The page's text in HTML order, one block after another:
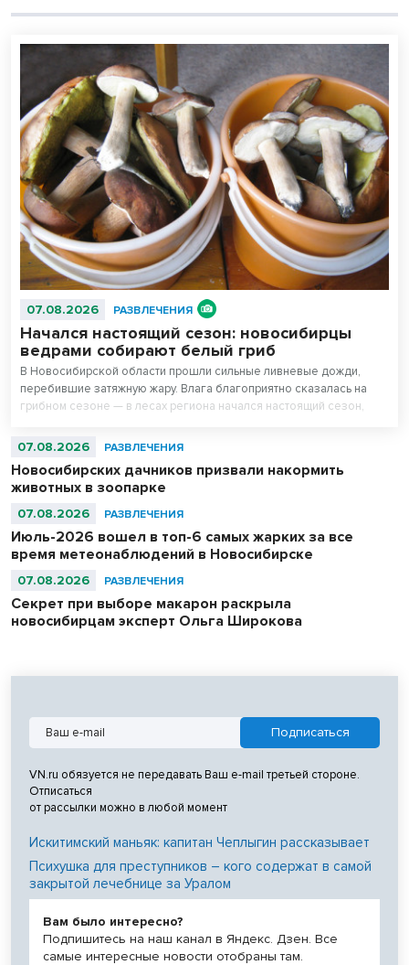
07.08.2026 РАЗВЛЕЧЕНИЯ
Начался настоящий сезон: новосибирцы
ведрами собирают белый гриб
В Новосибирской области прошли сильные ливневые дожди,
перебившие затяжную жару. Влага благоприятно сказалась на
грибном сезоне — в лесах региона начался настоящий сезон,
07.08.2026 РАЗВЛЕЧЕНИЯ
Новосибирских дачников призвали накормить
животных в зоопарке
07.08.2026 РАЗВЛЕЧЕНИЯ
Июль-2026 вошел в топ-6 самых жарких за все
время метеонаблюдений в Новосибирске
07.08.2026 РАЗВЛЕЧЕНИЯ
Секрет при выборе макарон раскрыла
новосибирцам эксперт Ольга Широкова
VN.ru обязуется не передавать Ваш e-mail третьей стороне.
Отписаться
от рассылки можно в любой момент
Искитимский маньяк: капитан Чеплыгин рассказывает
Психушка для преступников – кого содержат в самой
закрытой лечебнице за Уралом
Вам было интересно?
Подпишитесь на наш канал в Яндекс. Дзен. Все
самые интересные новости отобраны там.